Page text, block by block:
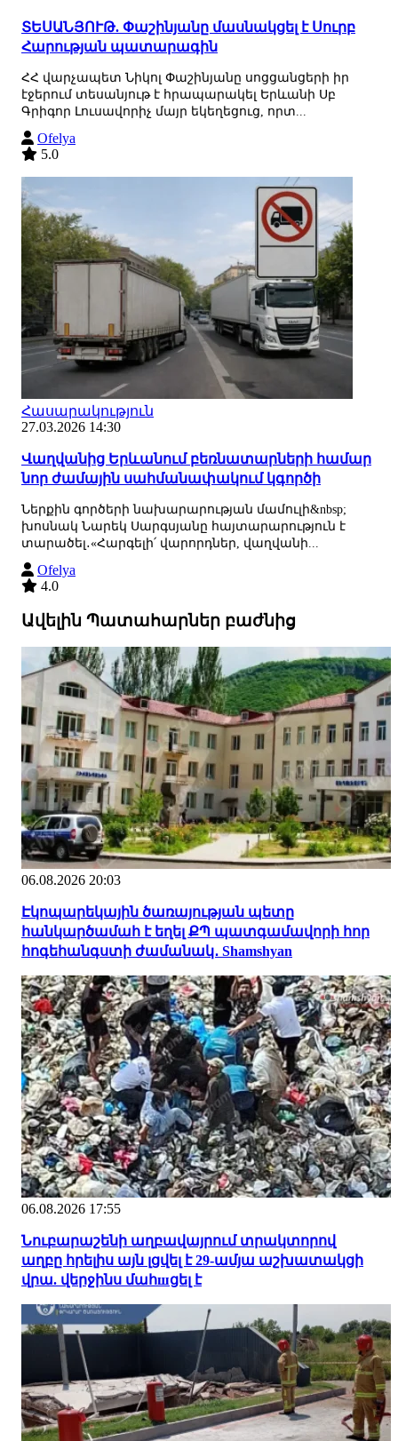
ՏԵՍԱՆՅՈՒԹ. Փաշինյանը մասնակցել է Սուրբ
Հարության պատարագին
ՀՀ վարչապետ Նիկոլ Փաշինյանը սոցցանցերի իր
էջերում տեսանյութ է հրապարակել Երևանի Սբ
Գրիգոր Լուսավորիչ մայր եկեղեցուց, որտ...
Ofelya
5.0
Հասարակություն
27.03.2026 14:30
Վաղվանից Երևանում բեռնատարների համար
նոր ժամային սահմանափակում կգործի
Ներքին գործերի նախարարության մամուլի&nbsp;
խոսնակ Նարեկ Սարգսյանը հայտարարություն է
տարածել․«Հարգելի՛ վարորդներ, վաղվանի...
Ofelya
4.0
Ավելին Պատահարներ բաժնից
06.08.2026 20:03
Էկոպարեկային ծառայության պետը
հանկարծամահ է եղել ՔՊ պատգամավորի հոր
հոգեհանգստի ժամանակ․ Shamshyan
06.08.2026 17:55
Նուբարաշենի աղբավայրում տրակտորով
աղբը հրելիս այն լցվել է 29-ամյա աշխատակցի
վրա. վերջինս մահшցել է